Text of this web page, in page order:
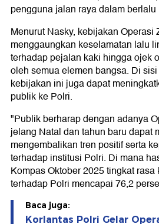
pengguna jalan raya dalam
Menurut Nasky, kebijakan Operasi
menggaungkan keselamatan lalu
terhadap pejalan kaki hingga ojek
oleh semua elemen bangsa. Di
kebijakan ini juga dapat
publik ke Polri.
"Publik berharap dengan adanya
jelang Natal dan tahun baru dapat
mengembalikan tren positif serta
terhadap institusi Polri. Di mana
Kompas Oktober 2025 tingkat
terhadap Polri mencapai 76,2
Baca juga:
Korlantas Polri Gelar